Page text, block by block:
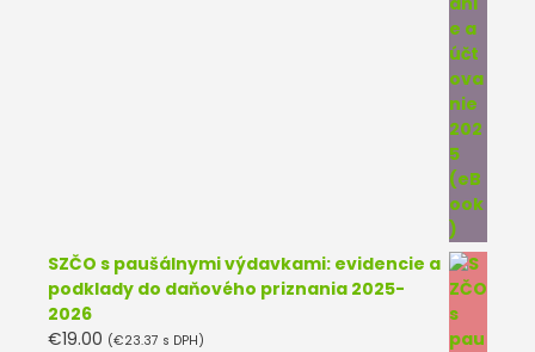
SZČO s paušálnymi výdavkami: evidencie a
podklady do daňového priznania 2025-
2026
€19.00 (€23.37 s DPH)